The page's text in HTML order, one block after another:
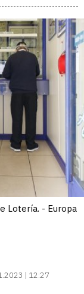
Lotería. - Europa
| 12:27